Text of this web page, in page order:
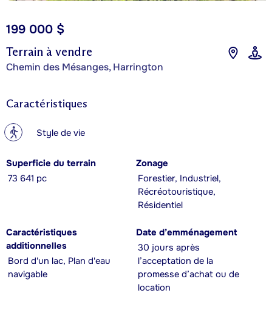
Terrain à vendre
Chemin des Mésanges, Harrington
199 000 $
Caractéristiques
? Style de vie
Superficie du terrain
73 641 pc
Zonage
Forestier, Industriel,
Récréotouristique,
Résidentiel
Caractéristiques
additionnelles
Bord d'un lac, Plan d'eau
navigable
Date d’emménagement
30 jours après
l’acceptation de la
promesse d’achat ou de
location